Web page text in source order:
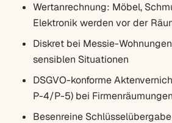
Wertanrechnung: Möbel,
Elektronik werden vor der
Diskret bei Messie-
sensiblen Situationen
DSGVO-konforme
P-4/P-5) bei Firmenräumungen
Besenreine